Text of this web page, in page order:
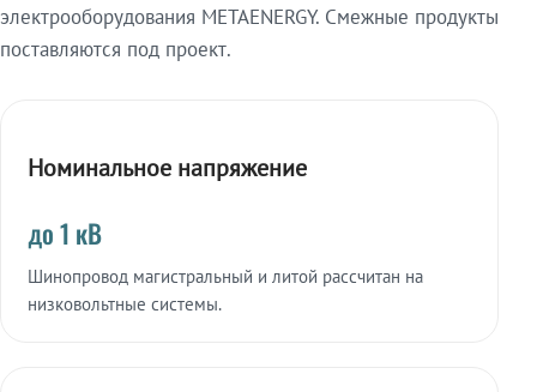
электрооборудования METAENERGY. Смежные продукты
поставляются под проект.
Номинальное напряжение
до 1 кВ
Шинопровод магистральный и литой рассчитан на
низковольтные системы.